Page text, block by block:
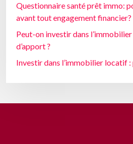
Questionnaire santé prêt immo:
avant tout engagement financier?
Peut-on investir dans l’immobilier
d’apport ?
Investir dans l’immobilier locatif :